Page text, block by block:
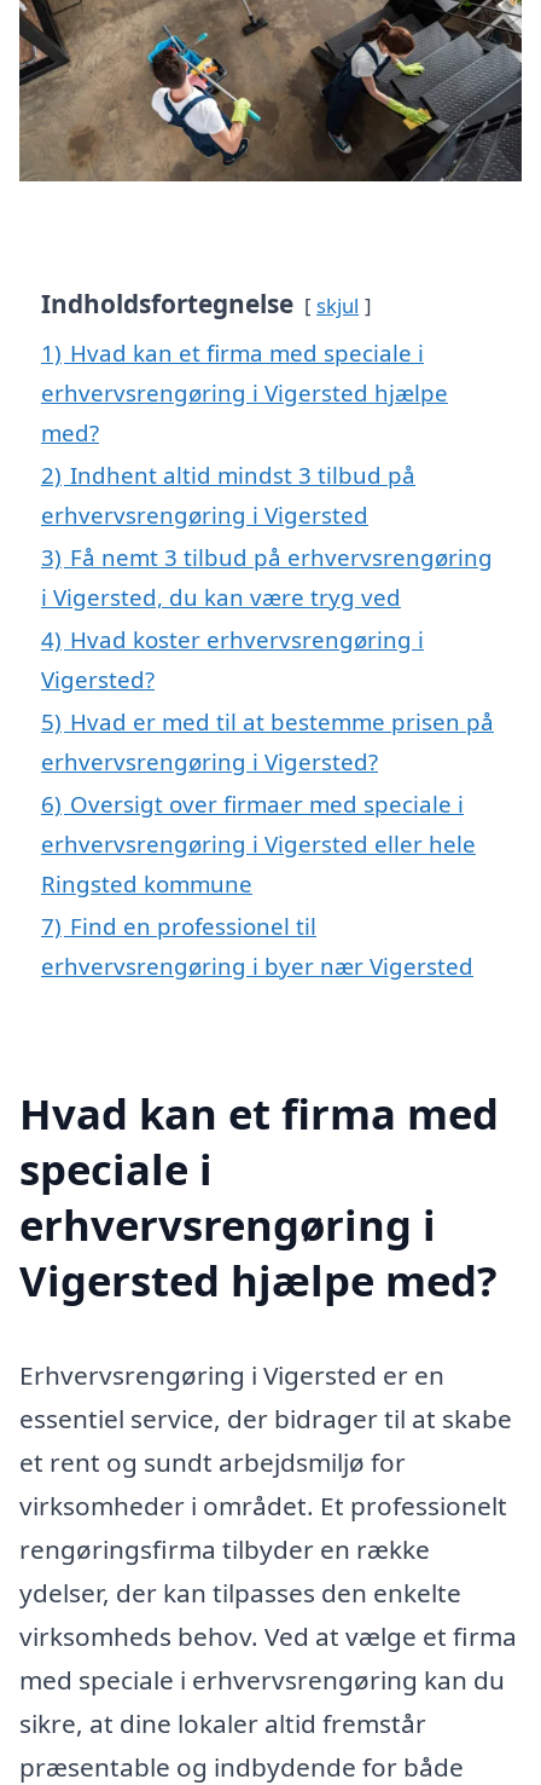
Indholdsfortegnelse skjul
1) Hvad kan et firma med speciale i
erhvervsrengøring i Vigersted hjælpe
med?
2) Indhent altid mindst 3 tilbud på
erhvervsrengøring i Vigersted
3) Få nemt 3 tilbud på erhvervsrengøring
i Vigersted, du kan være tryg ved
4) Hvad koster erhvervsrengøring i
Vigersted?
5) Hvad er med til at bestemme prisen på
erhvervsrengøring i Vigersted?
6) Oversigt over firmaer med speciale i
erhvervsrengøring i Vigersted eller hele
Ringsted kommune
7) Find en professionel til
erhvervsrengøring i byer nær Vigersted
Hvad kan et firma med
speciale i
erhvervsrengøring i
Vigersted hjælpe med?
Erhvervsrengøring i Vigersted er en
essentiel service, der bidrager til at skabe
et rent og sundt arbejdsmiljø for
virksomheder i området. Et professionelt
rengøringsfirma tilbyder en række
ydelser, der kan tilpasses den enkelte
virksomheds behov. Ved at vælge et firma
med speciale i erhvervsrengøring kan du
sikre, at dine lokaler altid fremstår
præsentable og indbydende for både